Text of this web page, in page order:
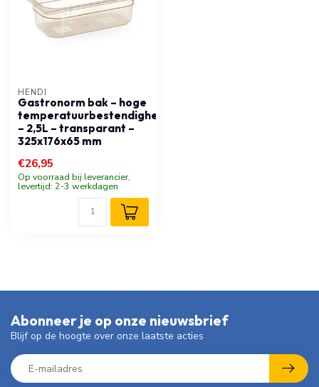
HENDI
Gastronorm bak – hoge
temperatuurbestendigheid
– 2,5L – transparant –
325x176x65 mm
€26,95
Op voorraad bij leverancier,
levertijd: 2-3 werkdagen
Abonneer je op onze nieuwsbrief
Blijf op de hoogte over onze laatste acties